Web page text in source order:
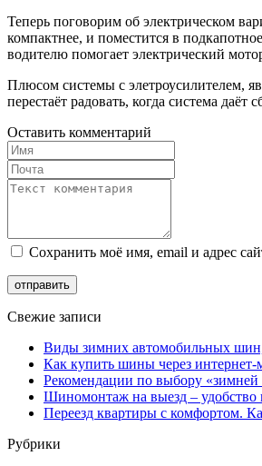
Теперь поговорим об электрическом
компактнее, и поместится в
водителю помогает электрический
Плюсом системы с элетроусилителем,
перестаёт радовать, когда система
Оставить комментарий
Сохранить моё имя, email и адрес
Свежие записи
Виды зимних автомобильных
Как купить шины через интернет-
Рекомендации по выбору «зимней
Шиномонтаж на выезд – удобство
Переезд квартиры с комфортом.
Рубрики